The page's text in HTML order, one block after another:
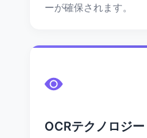
ーが確保されます。
OCRテクノロジー